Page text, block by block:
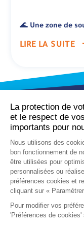
🌊 Une zone de
LIRE LA SUITE
CONTACT
Service souscription
8 route de l’innovation -
29556 QUIMPER Cedex 9
Nous écrire
Eco-